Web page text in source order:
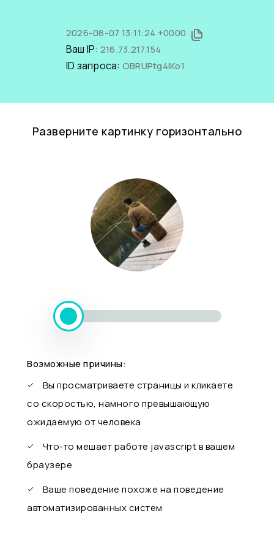
2026-08-07 13:11:24 +0000
Ваш IP: 216.73.217.154
ID запроса: OBRUPtg4IKo1
Разверните картинку горизонтально
Возможные причины:
Вы просматриваете страницы и кликаете
со скоростью, намного превышающую
ожидаемую от человека
Что-то мешает работе javascript в вашем
браузере
Ваше поведение похоже на поведение
автоматизированных систем